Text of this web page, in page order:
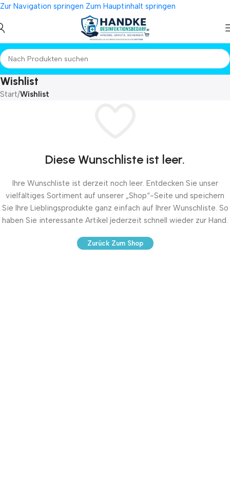
Zur Navigation springen Zum Hauptinhalt springen
Wishlist
Start/Wishlist
Diese Wunschliste ist leer.
Ihre Wunschliste ist derzeit noch leer. Entdecken Sie unser
vielfältiges Sortiment auf unserer „Shop“-Seite und speichern
Sie Ihre Lieblingsprodukte ganz einfach auf Ihrer Wunschliste. So
haben Sie interessante Artikel jederzeit schnell wieder zur Hand.
Zurück Zum Shop